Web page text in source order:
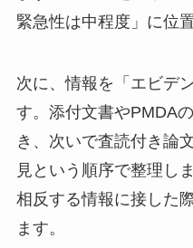
緊急性は中程度」に位
次に、情報を「エビデ
す。添付文書やPMDA
き、次いで査読付き論
見という順序で整理し
相反する情報に接した
ます。